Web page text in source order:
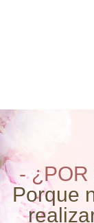
- ¿POR
Porque